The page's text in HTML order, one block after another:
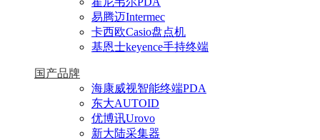
易腾迈Intermec
卡西欧Casio盘点机
基恩士keyence手持终端
国产品牌
海康威视智能终端PDA
东大AUTOID
优博讯Urovo
新大陆采集器